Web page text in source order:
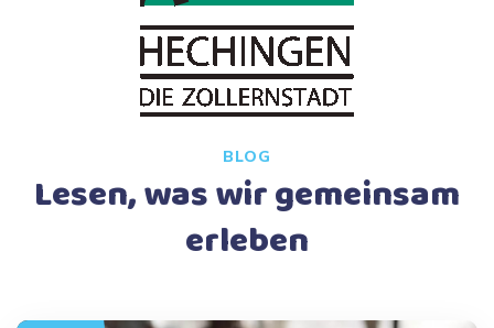
BLOG
Lesen, was wir gemeinsam
erleben